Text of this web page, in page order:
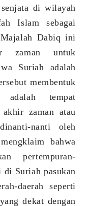
di wilayah
Islam sebagai
Majalah Dabiqini
zaman untuk
Suriah adalah
membentuk
adalah tempat
akhir zaman atau
nanti oleh
bahwa
pertempuran-
di Suriah pasukan
daerah seperti
dekat dengan